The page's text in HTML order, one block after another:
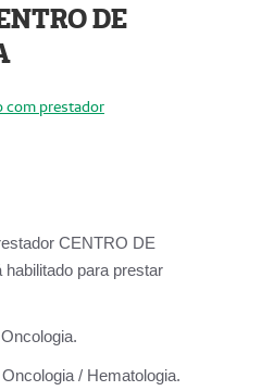
DE
com prestador
CENTRO DE
para prestar
Oncologia / Hematologia.